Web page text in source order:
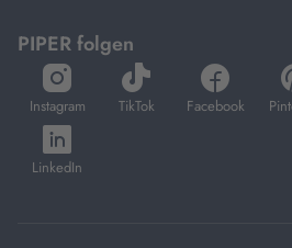
PIPER folgen
Instagram
öffnet
in
neuem
Tab
TikTok
öffnet
in
Facebook
öffnet
in
LinkedIn
öffnet
in